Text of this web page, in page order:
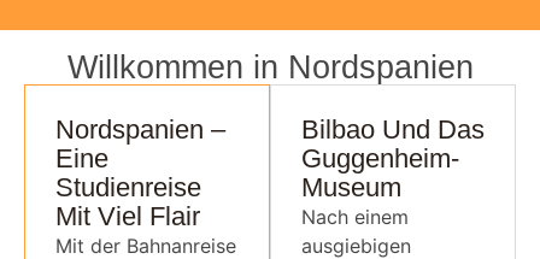
Willkommen in Nordspanien
Nordspanien –
Eine
Studienreise
Mit Viel Flair
Mit der Bahnanreise
Bilbao Und Das
Guggenheim-
Museum
Nach einem
ausgiebigen